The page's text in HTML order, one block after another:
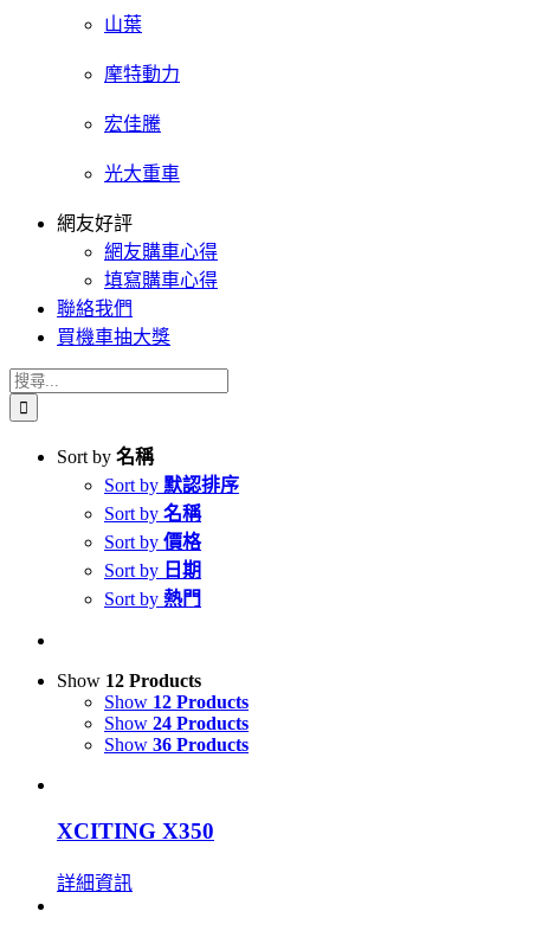
山葉
摩特動力
宏佳騰
光大重車
網友好評
網友購車心得
填寫購車心得
聯絡我們
買機車抽大獎
搜
索
Sort by 名稱
Sort by 默認排序
Sort by 名稱
Sort by 價格
Sort by 日期
Sort by 熱門
Show 12 Products
Show 12 Products
Show 24 Products
Show 36 Products
XCITING X350
詳細資訊